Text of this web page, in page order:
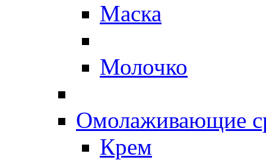
Маска
Молочко
Омолаживающие
Крем